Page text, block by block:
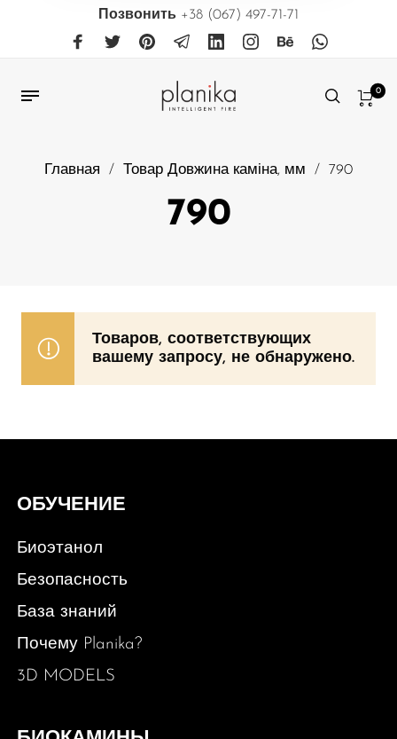
Позвонить +38 (067) 497-71-71
0
Главная / Товар Довжина каміна, мм / 790
790
Товаров, соответствующих
вашему запросу, не обнаружено.
ОБУЧЕНИЕ
Биоэтанол
Безопасность
База знаний
Почему Planika?
3D MODELS